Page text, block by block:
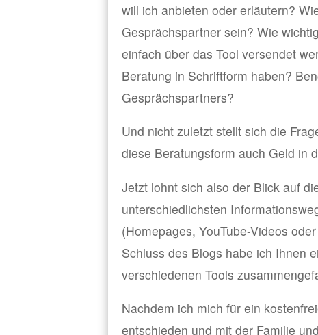
will ich anbieten oder erläutern?
Gesprächspartner sein? Wie
einfach über das Tool versendet
Beratung in Schriftform haben?
Gesprächspartners?
Und nicht zuletzt stellt sich die
diese Beratungsform auch Geld in
Jetzt lohnt sich also der Blick auf
unterschiedlichsten
(Homepages, YouTube-Videos
Schluss des Blogs habe ich Ihnen
verschiedenen Tools
Nachdem ich mich für ein
entschieden und mit der Familie